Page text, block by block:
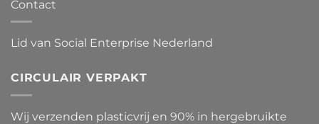
Contact
Lid van Social Enterprise Nederland
CIRCULAIR VERPAKT
Wij verzenden plasticvrij en 90% in hergebruikte